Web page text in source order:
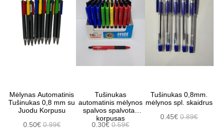
Mėlynas Automatinis
Tušinukas 0,8 mm su
Juodu Korpusu
0.50€0.99€
Tušinukas
automatinis mėlynos
spalvos spalvotas
korpusas
0.30€ 0.59€
Tušinukas 0,8mm.
mėlynos spl. skaidrus
0.45€0.89€